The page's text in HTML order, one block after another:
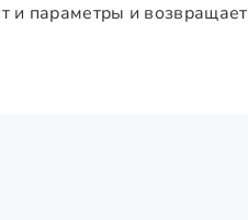
и параметры и возвращает